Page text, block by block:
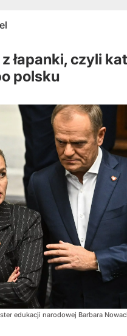
łapanki, czyli
polsku
edukacji narodowej Barbara